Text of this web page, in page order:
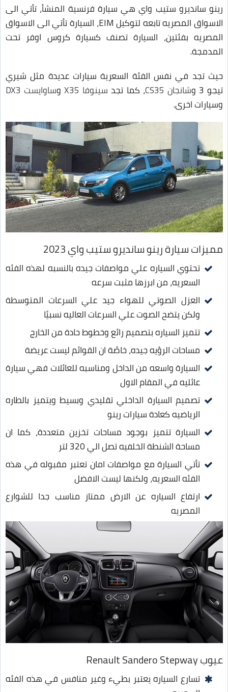
رينو سانديرو ستيب واي هي سيارة فرنسية المنشأ، تأتي الى
الاسواق المصريه تابعه لتوكيل EIM، السيارة تأتي الى الاسواق
المصريه بفئتين، السيارة تصنف كسيارة كروس اوفر تحت
المدمجة.
حيث تجد في نفس الفئة السعرية سيارات عديدة مثل شيري
تيجو 3 و
شانجان CS35 ، كما تجد سينوفا X35 وساوايست DX3
وسيارات اخرى.
مميزات سيارة رينو سانديرو ستيب واي 2023
تحتوي السياره علي مواصفات جيده بالنسبه لهذه الفئه
السعريه، من ابرزها مثبت سرعه
العزل الصوتي للهواء جيد علي السرعات المتوسطة
ولكن يتضح الصوت علي السرعات العاليه نسبيًا
تتميز السياره بتصميم رائع وخطوط حادة من الخارج
مساحات الرؤيه جيده، خاصًة ان القوائم ليست عريضة
السيارة واسعه من الداخل ومناسبه للعائلات فهي سيارة
عائليه في المقام الاول
تصميم السيارة الداخلي تقليدي وبسيط ويتميز بالطاره
الرياضيه كعادة سيارات رينو
السيارة تتميز بوجود مساحات تخزين متعددة، كما ان
مساحة الشنطة الخلفيه تصل الي 320 لتر
تأتي السيارة مع مواصفات امان تعتبر مقبوله في هذه
الفئه السعريه، ولكنها ليست الافضل
ارتفاع السياره عن الارض ممتاز مناسب جدا للشوارع
المصريه
عيوب Renault Sandero Stepway
تسارع السياره يعتبر بطيء وغير منافس في هذه الفئه